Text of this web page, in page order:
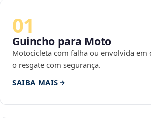
01
Guincho para Moto
Motocicleta com falha ou envolvida em
o resgate com segurança.
SAIBA MAIS